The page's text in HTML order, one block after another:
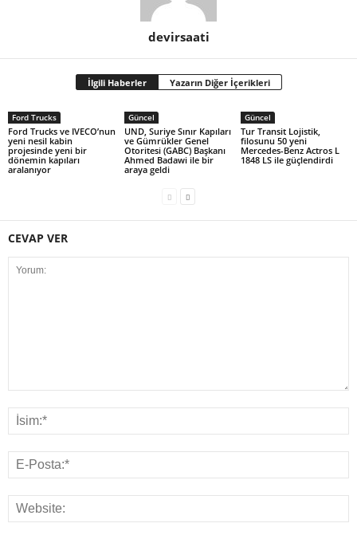
devirsaati
İlgili Haberler Yazarın Diğer İçerikleri
Ford Trucks
Ford Trucks ve IVECO’nun
yeni nesil kabin
projesinde yeni bir
dönemin kapıları
aralanıyor
Güncel
UND, Suriye Sınır Kapıları
ve Gümrükler Genel
Otoritesi (GABC) Başkanı
Ahmed Badawi ile bir
araya geldi
Güncel
Tur Transit Lojistik,
filosunu 50 yeni
Mercedes-Benz Actros L
1848 LS ile güçlendirdi
CEVAP VER